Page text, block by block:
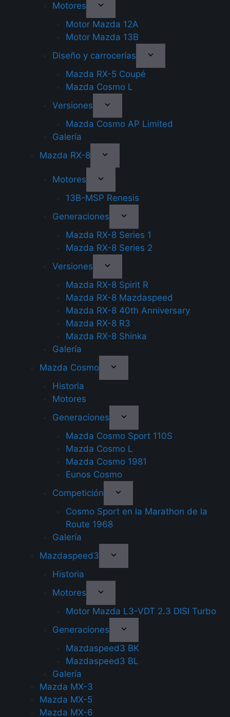
Motores
Motor Mazda 12A
Motor Mazda 13B
Diseño y carrocerías
Mazda RX-5 Coupé
Mazda Cosmo L
Versiones
Mazda Cosmo AP Limited
Galería
Mazda RX-8
Motores
13B-MSP Renesis
Generaciones
Mazda RX-8 Series 1
Mazda RX-8 Series 2
Versiones
Mazda RX-8 Spirit R
Mazda RX-8 Mazdaspeed
Mazda RX-8 40th Anniversary
Mazda RX-8 R3
Mazda RX-8 Shinka
Galería
Mazda Cosmo
Historia
Motores
Generaciones
Mazda Cosmo Sport 110S
Mazda Cosmo L
Mazda Cosmo 1981
Eunos Cosmo
Competición
Cosmo Sport en la Marathon de la
Route 1968
Galería
Mazdaspeed3
Historia
Motores
Motor Mazda L3-VDT 2.3 DISI Turbo
Generaciones
Mazdaspeed3 BK
Mazdaspeed3 BL
Galería
Mazda MX-3
Mazda MX-5
Mazda MX-6